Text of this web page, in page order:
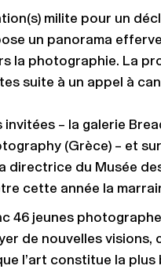
milite pour un
un panorama
la photographie. La
suite à un appel à
– la galerie
(Grèce) – et
directrice du Musée
cette année la
46 jeunes
de nouvelles visions,
l’art constitue la plus